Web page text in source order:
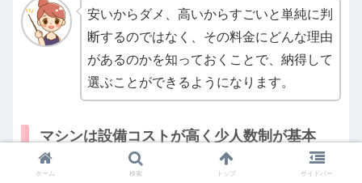
安いからダメ、高いからすごいと単純に判
断するのではなく、その料金にどんな理由
があるのかを知っておくことで、納得して
選ぶことができるようになります。
マシンは設備コストが高く少人数制が基本
ホーム 検索 トップ サイドバー